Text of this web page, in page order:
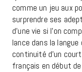
comme un jeu aux
surprendre ses
d’une vie si l’on
lance dans la
continuité d’un
français en début